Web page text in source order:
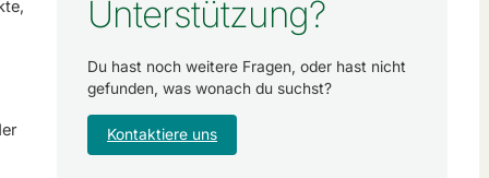
Unterstützung?
Du hast noch weitere Fragen, oder hast nicht
gefunden, was wonach du suchst?
Kontaktiere uns